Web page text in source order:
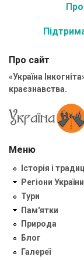
Про сайт
«Україна
краєзнавства.
Меню
Історія і
Регіони України
Тури
Пам'ятки
Природа
Блог
Галереї